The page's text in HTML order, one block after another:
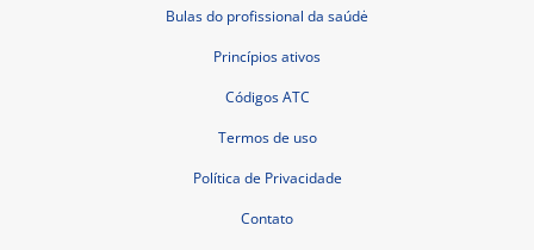
Bulas do profissional da saúdė
Princípios ativos
Códigos ATC
Termos de uso
Política de Privacidade
Contato